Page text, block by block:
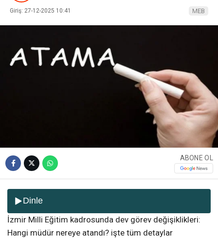
Giriş: 27-12-2025 10:41 MEB
ABONE OL
Dinle
İzmir Milli Eğitim kadrosunda dev görev değişiklikleri:
Hangi müdür nereye atandı? işte tüm detaylar